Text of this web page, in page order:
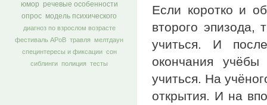
юмор
речевые особенности
опрос модель психического
диагноз по взрослом возрасте
фестиваль АРоВ травля мелтдаун
специнтересы и фиксации сон
сиблинги полиция тесты
Если коротко и
второго эпизода,
учиться. И
окончания
учиться. На
открытия. И на